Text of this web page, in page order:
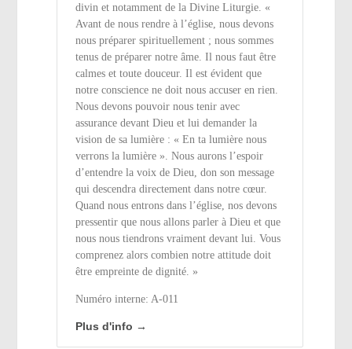
divin et notamment de la Divine Liturgie. «
Avant de nous rendre à l’église, nous devons
nous préparer spirituellement ; nous sommes
tenus de préparer notre âme. Il nous faut être
calmes et toute douceur. Il est évident que
notre conscience ne doit nous accuser en rien.
Nous devons pouvoir nous tenir avec
assurance devant Dieu et lui demander la
vision de sa lumière : « En ta lumière nous
verrons la lumière ». Nous aurons l’espoir
d’entendre la voix de Dieu, don son message
qui descendra directement dans notre cœur.
Quand nous entrons dans l’église, nos devons
pressentir que nous allons parler à Dieu et que
nous nous tiendrons vraiment devant lui. Vous
comprenez alors combien notre attitude doit
être empreinte de dignité. »
Numéro interne: A-011
Plus d'info →